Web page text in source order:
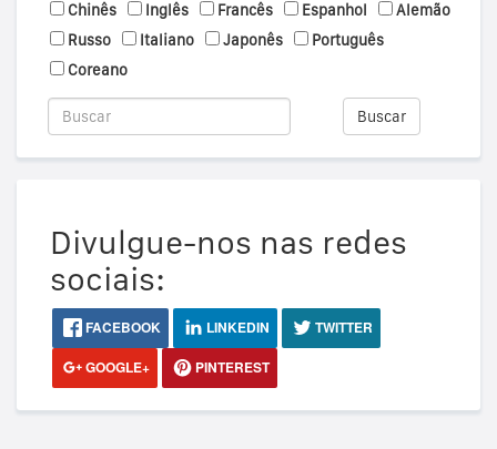
Chinês
Inglês Francês Espanhol
Alemão
Russo
Italiano Japonês
Português
Coreano
Buscar
Divulgue-nos nas redes
sociais:
FACEBOOK LINKEDIN
TWITTER
GOOGLE+
PINTEREST